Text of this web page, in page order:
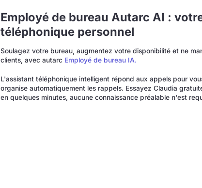
Employé de bureau Autarc AI :
téléphonique personnel
Soulagez votre bureau, augmentez votre disponibilité et ne
clients, avec autarc Employé de bureau IA.
L'assistant téléphonique intelligent répond aux appels pour
organise automatiquement les rappels. Essayez Claudia
en quelques minutes, aucune connaissance préalable n'est